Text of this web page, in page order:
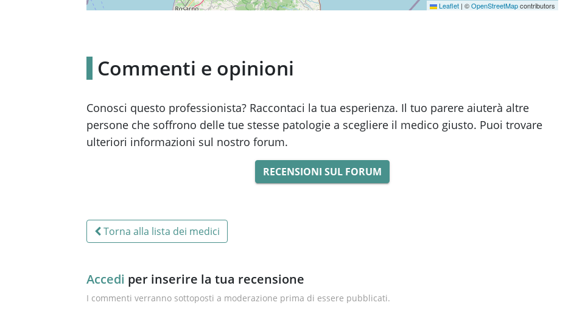
Leaflet | ©OpenStreetMapcontributors
Commenti e opinioni
Conosci questo professionista? Raccontaci la tua esperienza. Il tuo parere aiuterà altre
persone che soffrono delle tue stesse patologie a scegliere il medico giusto. Puoi trovare
ulteriori informazioni sul nostro forum.
RECENSIONI SUL FORUM
Torna alla lista dei medici
Accedi per inserire la tua recensione
I commenti verranno sottoposti a moderazione prima di essere pubblicati.